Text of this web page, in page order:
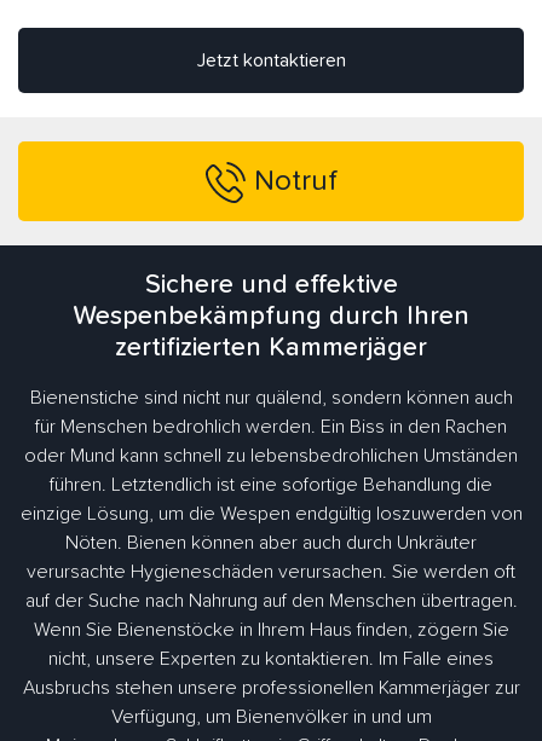
Jetzt kontaktieren
Notruf
Sichere und effektive
Wespenbekämpfung durch Ihren
zertifizierten Kammerjäger
Bienenstiche sind nicht nur quälend, sondern können auch
für Menschen bedrohlich werden. Ein Biss in den Rachen
oder Mund kann schnell zu lebensbedrohlichen Umständen
führen. Letztendlich ist eine sofortige Behandlung die
einzige Lösung, um die Wespen endgültig loszuwerden von
Nöten. Bienen können aber auch durch Unkräuter
verursachte Hygieneschäden verursachen. Sie werden oft
auf der Suche nach Nahrung auf den Menschen übertragen.
Wenn Sie Bienenstöcke in Ihrem Haus finden, zögern Sie
nicht, unsere Experten zu kontaktieren. Im Falle eines
Ausbruchs stehen unsere professionellen Kammerjäger zur
Verfügung, um Bienenvölker in und um